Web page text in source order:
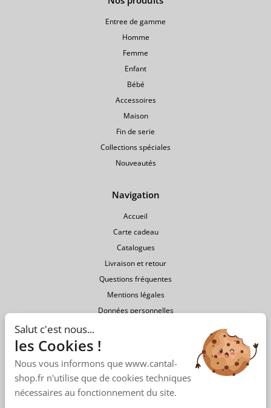
Entree de gamme
Homme
Femme
Enfant
Bébé
Accessoires
Maison
Fin de serie
Collections spéciales
Nouveautés
Navigation
Accueil
Carte cadeau
Catalogues
Livraison et retour
Questions fréquentes
Mentions légales
Données personnelles
Conditions générales de vente
Salut c'est nous...
les Cookies !
Nous vous informons que www.cantal-
shop.fr n'utilise que de cookies techniques
nécessaires au fonctionnement du site.